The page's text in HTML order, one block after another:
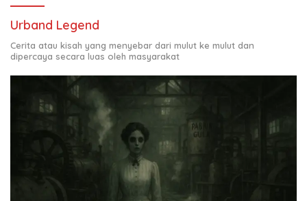
Urband Legend
Cerita atau kisah yang menyebar dari mulut ke mulut dan
dipercaya secara luas oleh masyarakat